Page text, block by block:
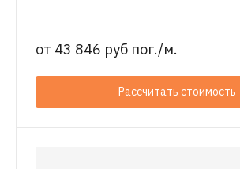
от 43 846 руб пог./м.
Рассчитать стоимость